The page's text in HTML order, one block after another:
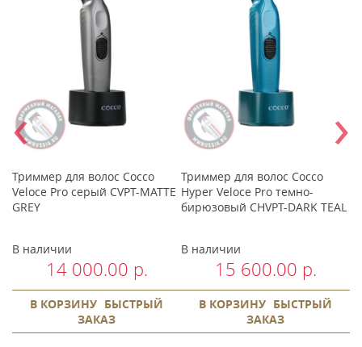
Триммер для волос Cocco
Veloce Pro серый CVPT-MATTE
GREY
В наличии
14 000.00 р.
В КОРЗИНУ БЫСТРЫЙ
ЗАКАЗ
Триммер для волос Cocco
Hyper Veloce Pro темно-
бирюзовый CHVPT-DARK TEAL
В наличии
15 600.00 р.
В КОРЗИНУ БЫСТРЫЙ
ЗАКАЗ
‹ ›